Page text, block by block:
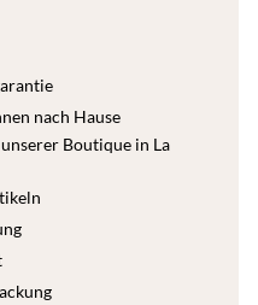
nach Hause
Boutique in La